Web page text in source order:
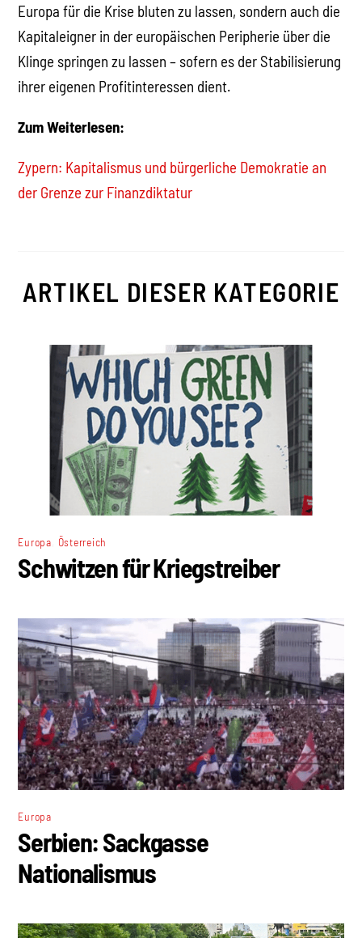
Europa für die Krise bluten zu lassen, sondern auch die
Kapitaleigner in der europäischen Peripherie über die
Klinge springen zu lassen – sofern es der Stabilisierung
ihrer eigenen Profitinteressen dient.
Zum Weiterlesen:
Zypern: Kapitalismus und bürgerliche Demokratie an
der Grenze zur Finanzdiktatur
ARTIKEL DIESER KATEGORIE
Europa Österreich
Schwitzen für Kriegstreiber
Europa
Serbien: Sackgasse
Nationalismus